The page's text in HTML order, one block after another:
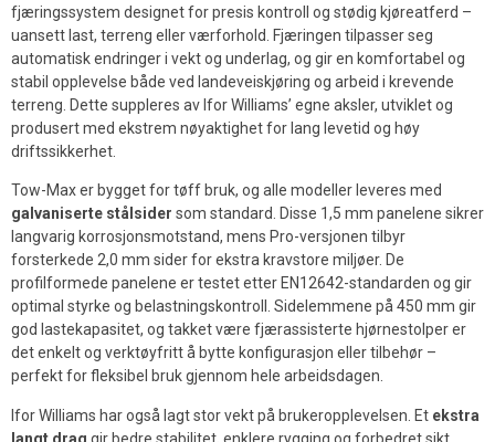
fjæringssystem designet for presis kontroll og stødig kjøreatferd –
uansett last, terreng eller værforhold. Fjæringen tilpasser seg
automatisk endringer i vekt og underlag, og gir en komfortabel og
stabil opplevelse både ved landeveiskjøring og arbeid i krevende
terreng. Dette suppleres av Ifor Williams’ egne aksler, utviklet og
produsert med ekstrem nøyaktighet for lang levetid og høy
driftssikkerhet.
Tow-Max er bygget for tøff bruk, og alle modeller leveres med
galvaniserte stålsider som standard. Disse 1,5 mm panelene sikrer
langvarig korrosjonsmotstand, mens Pro-versjonen tilbyr
forsterkede 2,0 mm sider for ekstra kravstore miljøer. De
profilformede panelene er testet etter EN12642-standarden og gir
optimal styrke og belastningskontroll. Sidelemmene på 450 mm gir
god lastekapasitet, og takket være fjærassisterte hjørnestolper er
det enkelt og verktøyfritt å bytte konfigurasjon eller tilbehør –
perfekt for fleksibel bruk gjennom hele arbeidsdagen.
Ifor Williams har også lagt stor vekt på brukeropplevelsen. Et ekstra
langt drag gir bedre stabilitet, enklere rygging og forbedret sikt.